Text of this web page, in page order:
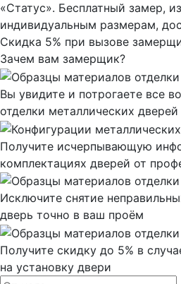
«Статус». Бесплатный замер,
индивидуальным размерам,
Скидка 5% при вызове
Зачем вам замерщик?
Вы увидите и потрогаете все
отделки металлических дверей
Получите исчерпывающую
комплектациях дверей от
Исключите снятие
дверь точно в ваш проём
Получите скидку до 5% в
на установку двери